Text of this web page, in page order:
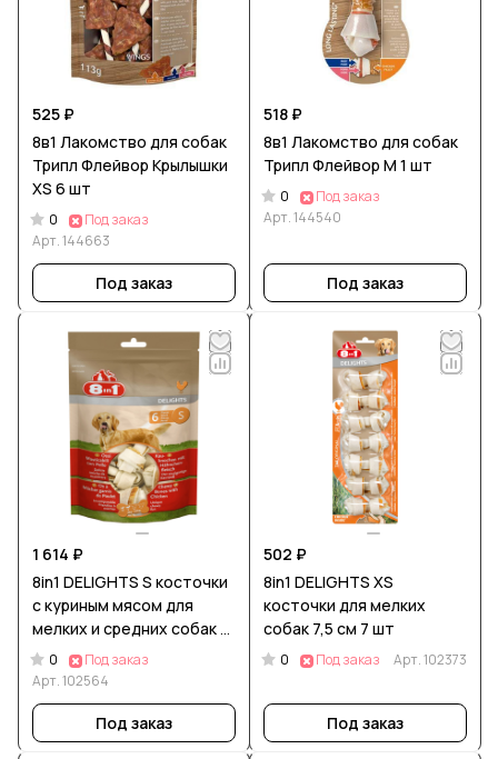
525 ₽
8в1 Лакомство для собак
Трипл Флейвор Крылышки
XS 6 шт
0
Под заказ
Арт.144663
Под заказ
518 ₽
8в1 Лакомство для собак
Трипл Флейвор М 1 шт
0
Под заказ
Арт.144540
Под заказ
1 614 ₽
8in1 DELIGHTS S косточки
с куриным мясом для
мелких и средних собак 11
см 6 шт (пакет)
0
Под заказ
Арт.102564
Под заказ
502 ₽
8in1 DELIGHTS XS
косточки для мелких
собак 7,5 см 7 шт
0 Под заказ Арт.102373
Под заказ